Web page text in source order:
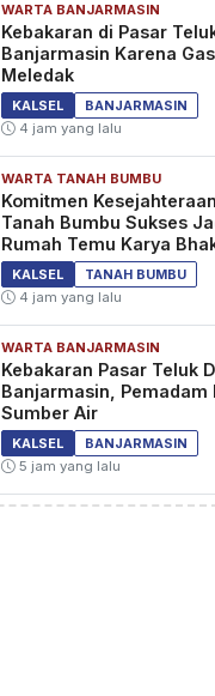
WARTA BANJARMASIN
Kebakaran di Pasar
Banjarmasin Karena
Meledak
KALSEL
BANJARMASIN
4 jam yang lalu
WARTA TANAH BUMBU
Komitmen
Tanah Bumbu Sukses
Rumah Temu Karya
PSM Ke-23
KALSEL
TANAH BUMBU
4 jam yang lalu
WARTA BANJARMASIN
Kebakaran Pasar Teluk
Banjarmasin, Pemadam
Sumber Air
KALSEL
BANJARMASIN
5 jam yang lalu